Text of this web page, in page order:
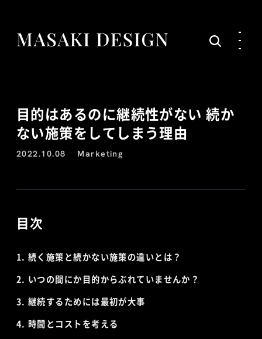
目的はあるのに継続性がない 続か
ない施策をしてしまう理由
2022.10.08 Marketing
目次
続く施策と続かない施策の違いとは？
いつの間にか目的からぶれていませんか？
継続するためには最初が大事
時間とコストを考える